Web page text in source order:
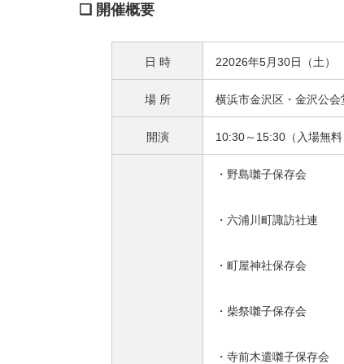
❑ 開催概要
日 時 22026年5月30日（土）
場 所 横浜市金沢区 ・金沢公会
開演 10:30～15:30（入場無料
・野島囃子保存会
・六浦川町諏訪社連
・町屋神社保存会
・柴祭囃子保存会
・寺前木遣囃子保存会